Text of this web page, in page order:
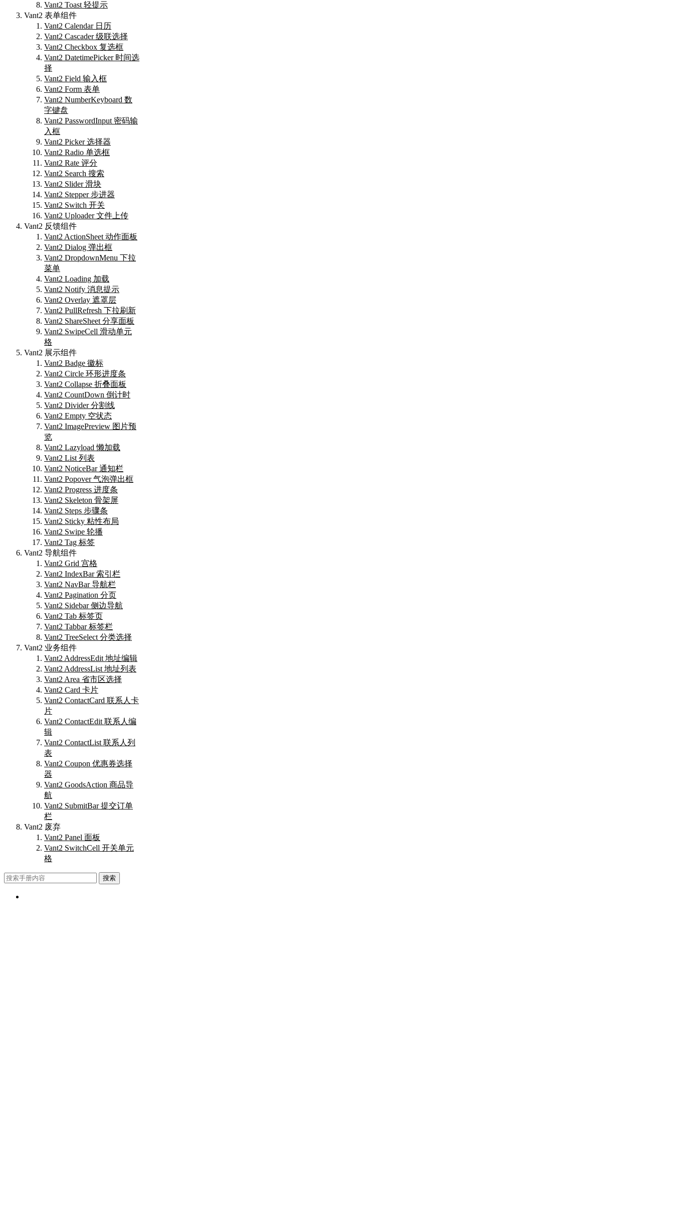
Vant2 Toast 轻提示
Vant2 表单组件
Vant2 Calendar 日历
Vant2 Cascader 级联选择
Vant2 Checkbox 复选框
Vant2 DatetimePicker 时间选
择
Vant2 Field 输入框
Vant2 Form 表单
Vant2 NumberKeyboard 数
字键盘
Vant2 PasswordInput 密码输
入框
Vant2 Picker 选择器
Vant2 Radio 单选框
Vant2 Rate 评分
Vant2 Search 搜索
Vant2 Slider 滑块
Vant2 Stepper 步进器
Vant2 Switch 开关
Vant2 Uploader 文件上传
Vant2 反馈组件
Vant2 ActionSheet 动作面板
Vant2 Dialog 弹出框
Vant2 DropdownMenu 下拉
菜单
Vant2 Loading 加载
Vant2 Notify 消息提示
Vant2 Overlay 遮罩层
Vant2 PullRefresh 下拉刷新
Vant2 ShareSheet 分享面板
Vant2 SwipeCell 滑动单元
格
Vant2 展示组件
Vant2 Badge 徽标
Vant2 Circle 环形进度条
Vant2 Collapse 折叠面板
Vant2 CountDown 倒计时
Vant2 Divider 分割线
Vant2 Empty 空状态
Vant2 ImagePreview 图片预
览
Vant2 Lazyload 懒加载
Vant2 List 列表
Vant2 NoticeBar 通知栏
Vant2 Popover 气泡弹出框
Vant2 Progress 进度条
Vant2 Skeleton 骨架屏
Vant2 Steps 步骤条
Vant2 Sticky 粘性布局
Vant2 Swipe 轮播
Vant2 Tag 标签
Vant2 导航组件
Vant2 Grid 宫格
Vant2 IndexBar 索引栏
Vant2 NavBar 导航栏
Vant2 Pagination 分页
Vant2 Sidebar 侧边导航
Vant2 Tab 标签页
Vant2 Tabbar 标签栏
Vant2 TreeSelect 分类选择
Vant2 业务组件
Vant2 AddressEdit 地址编辑
Vant2 AddressList 地址列表
Vant2 Area 省市区选择
Vant2 Card 卡片
Vant2 ContactCard 联系人卡
片
Vant2 ContactEdit 联系人编
辑
Vant2 ContactList 联系人列
表
Vant2 Coupon 优惠券选择
器
Vant2 GoodsAction 商品导
航
Vant2 SubmitBar 提交订单
栏
Vant2 废弃
Vant2 Panel 面板
Vant2 SwitchCell 开关单元
格
搜索